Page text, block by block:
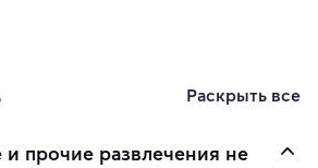
Раскрыть все
прочие развлечения не